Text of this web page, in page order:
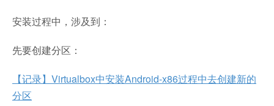
安装过程中，涉及到：
先要创建分区：
【记录】Virtualbox中安装Android-x86过程中去创建新的
分区